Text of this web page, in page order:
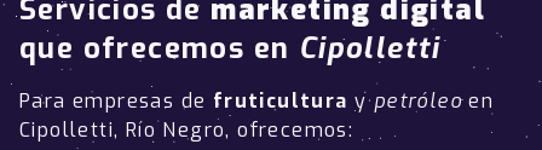
Servicios de marketing digital
que ofrecemos en Cipolletti
Para empresas de fruticultura ypetróleoen
Cipolletti, Río Negro, ofrecemos: